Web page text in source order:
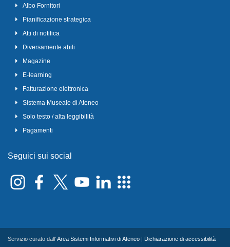
Albo Fornitori
Pianificazione strategica
Atti di notifica
Diversamente abili
Magazine
E-learning
Fatturazione elettronica
Sistema Museale di Ateneo
Solo testo / alta leggibilità
Pagamenti
Seguici sui social
Servizio curato dall'Area Sistemi Informativi di Ateneo Dichiarazione di accessibilità